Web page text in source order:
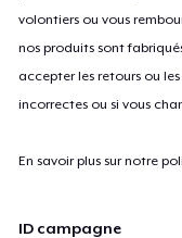
volontiers ou vous
nos produits sont
accepter les retours ou
incorrectes ou si vous
En savoir plus sur notre
ID campagne